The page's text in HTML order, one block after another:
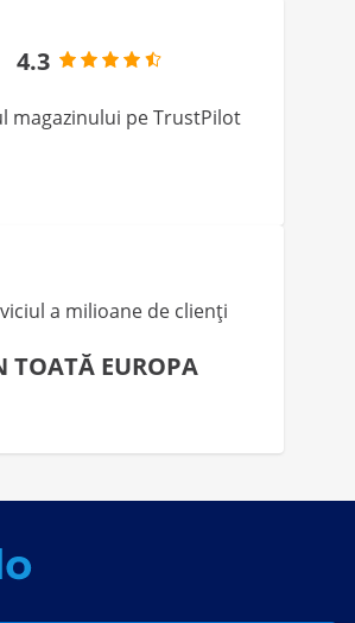
4.3
magazinului pe TrustPilot
a milioane de clienți
TOATĂ EUROPA